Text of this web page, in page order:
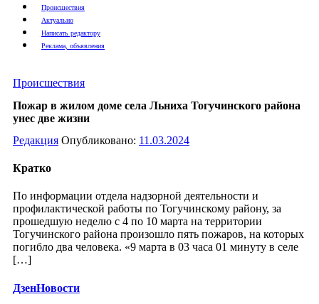
Происшествия
Актуально
Написать редактору
Реклама, объявления
Происшествия
Пожар в жилом доме села Льниха Тогучинского района
унес две жизни
Редакция Опубликовано: 11.03.2024
Кратко
По информации отдела надзорной деятельности и
профилактической работы по Тогучинскому району, за
прошедшую неделю с 4 по 10 марта на территории
Тогучинского района произошло пять пожаров, на которых
погибло два человека. «9 марта в 03 часа 01 минуту в селе
[…]
ДзенНовости